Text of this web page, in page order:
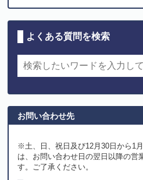
よくある質問を検索
お問い合わせ先
※土、日、祝日及び12月30日から1
は、お問い合わせ日の翌日以降の営
す。ご了承ください。